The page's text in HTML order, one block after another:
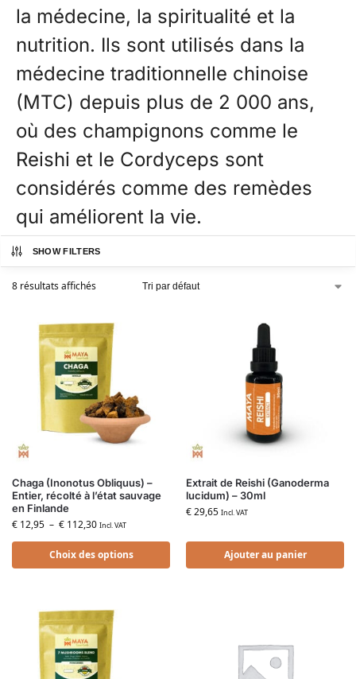
la médecine, la spiritualité et la
nutrition. Ils sont utilisés dans la
médecine traditionnelle chinoise
(MTC) depuis plus de 2 000 ans,
où des champignons comme le
Reishi et le Cordyceps sont
considérés comme des remèdes
qui améliorent la vie.
SHOW FILTERS
8 résultats affichés
Chaga (Inonotus Obliquus) –
Entier, récolté à l’état sauvage
en Finlande
€ 12,95 – € 112,30 Incl. VAT
Choix des options
Extrait de Reishi (Ganoderma
lucidum) – 30ml
€29,65 Incl. VAT
Ajouter au panier